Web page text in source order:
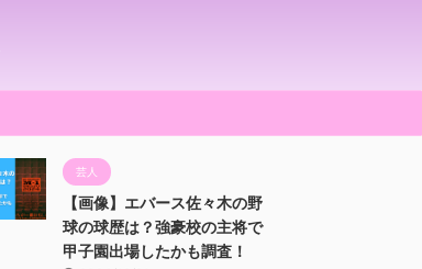
芸人
【画像】エバース佐々木の野
球の球歴は？強豪校の主将で
甲子園出場したかも調査！